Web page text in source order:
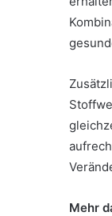
Mehr